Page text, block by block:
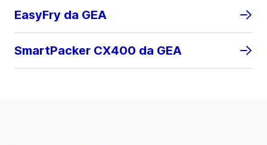
EasyFry da GEA
SmartPacker CX400 da GEA